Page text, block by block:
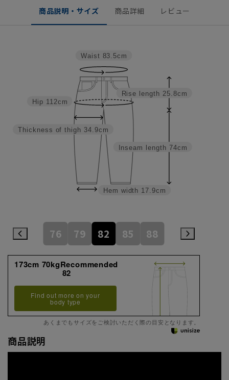
商品説明・サイズ 商品詳細 レビュー
Inseam length 74cm
Rise length 25.8cm
Hem width 17.9cm
Thickness of thigh 34.9cm
Hip 112cm
Waist 83.5cm
76 79 82 85 88
173cm 70kgRecommended
82
Find out more on your
body type
あくまでもサイズをご検討いただく際の目安となります。
商品説明